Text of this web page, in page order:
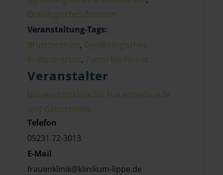
Onkologisches Zentrum
Veranstaltung-Tags:
Brustzentrum, Gynäkologisches
Krebszentrum, Tumorkonferenz
Veranstalter
Universitätsklinik für Frauenheilkunde
und Geburtshilfe
Telefon
05231 72-3013
E-Mail
frauenklinik@klinikum-lippe.de